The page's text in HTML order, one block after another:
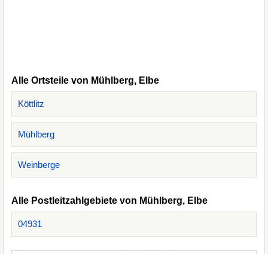
Alle Ortsteile von Mühlberg, Elbe
Köttlitz
Mühlberg
Weinberge
Alle Postleitzahlgebiete von Mühlberg, Elbe
04931